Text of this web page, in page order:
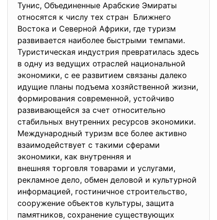
Тунис, Объединенные Арабские Эмираты
относятся к числу тех стран Ближнего
Востока и Северной Африки, где туризм
развивается наиболее быстрыми темпами.
Туристическая индустрия превратилась здесь
в одну из ведущих отраслей национальной
экономики, с ее развитием связаны далеко
идущие планы подъема хозяйственной жизни,
формирования современной, устойчиво
развивающейся за счет относительно
стабильных внутренних ресурсов экономики.
Международный туризм все более активно
взаимодействует с такими сферами
экономики, как внутренняя и
внешняя торговля товарами и услугами,
рекламное дело, обмен деловой и культурной
информацией, гостиничное строительство,
сооружение объектов культуры, защита
памятников, сохранение существующих